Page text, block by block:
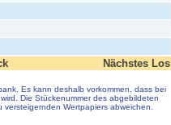
Nächstes Los
Es kann deshalb vorkommen, dass bei
Die Stückenummer des abgebildeten
Wertpapiers abweichen.